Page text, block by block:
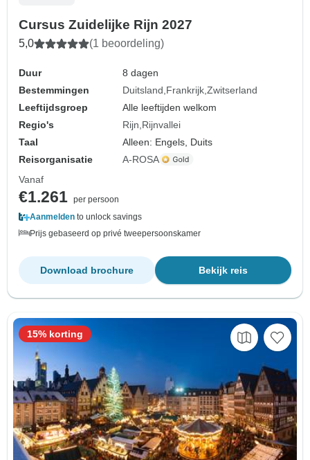
Cursus Zuidelijke Rijn 2027
5,0 (1 beoordeling)
Duur
8 dagen
Bestemmingen
Duitsland Frankrijk Zwitserland
Leeftijdsgroep
Alle leeftijden welkom
Regio's
Rijn Rijnvallei
Taal
Alleen: Engels, Duits
Reisorganisatie
A-ROSA
Vanaf
€1.261 per persoon
Aanmelden to unlock savings
Prijs gebaseerd op privé tweepersoonskamer
Bekijk reis
Download brochure
15% korting